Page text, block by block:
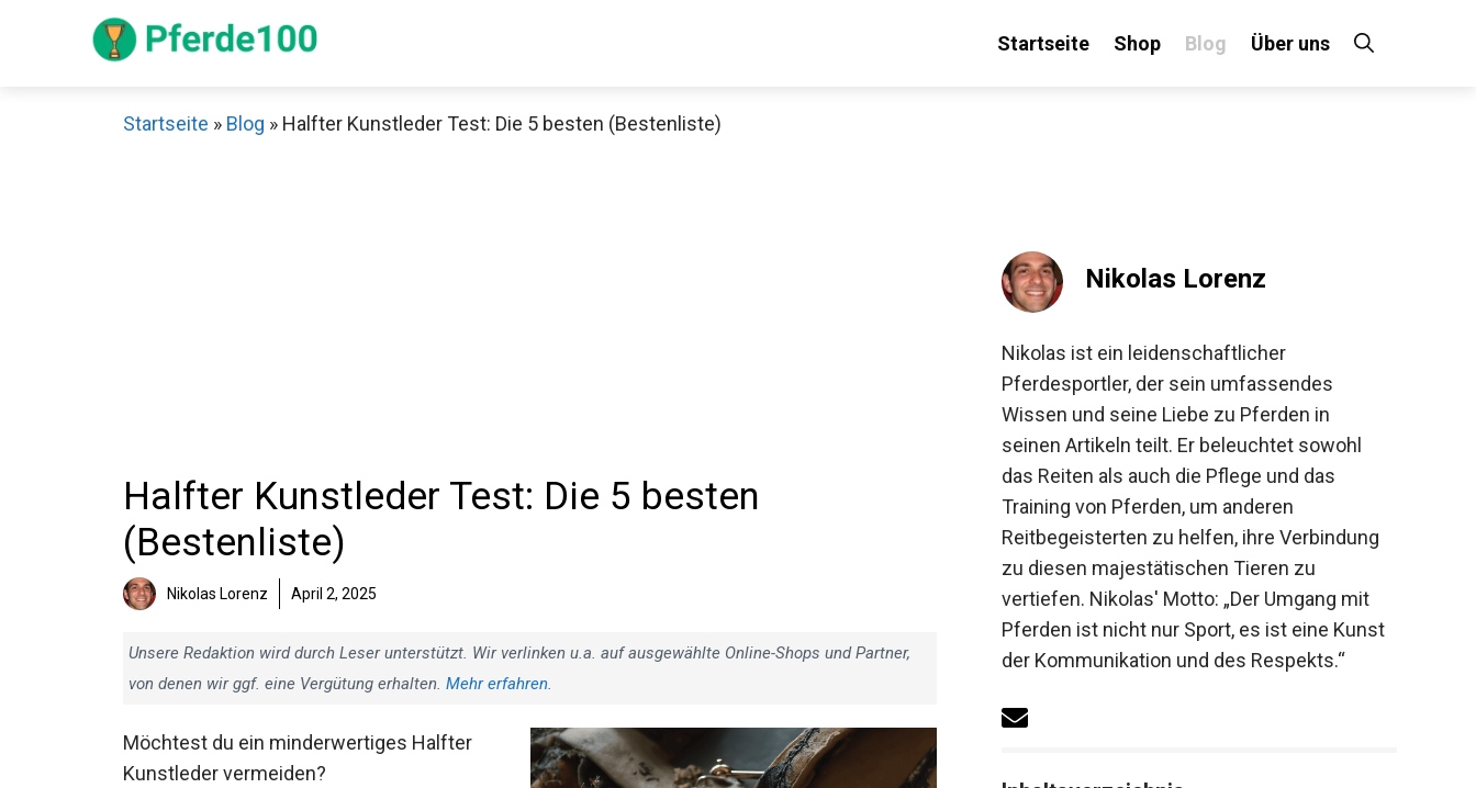
Startseite Shop Blog Über uns
Startseite » Blog » Halfter Kunstleder Test: Die 5 besten (Bestenliste)
Halfter Kunstleder Test: Die 5 besten
(Bestenliste)
Nikolas Lorenz April 2, 2025
Unsere Redaktion wird durch Leser unterstützt. Wir verlinken u.a. auf ausgewählte Online-Shops und Partner,
von denen wir ggf. eine Vergütung erhalten. Mehr erfahren.
Möchtest du ein minderwertiges Halfter
Kunstleder vermeiden?
Nikolas Lorenz
Nikolas ist ein leidenschaftlicher
Pferdesportler, der sein umfassendes
Wissen und seine Liebe zu Pferden in
seinen Artikeln teilt. Er beleuchtet sowohl
das Reiten als auch die Pflege und das
Training von Pferden, um anderen
Reitbegeisterten zu helfen, ihre Verbindung
zu diesen majestätischen Tieren zu
vertiefen. Nikolas' Motto: „Der Umgang mit
Pferden ist nicht nur Sport, es ist eine
Kunst der Kommunikation und des
Schaue dir jetzt die meistverkauften Produkte im Sale bei Decathlon an!